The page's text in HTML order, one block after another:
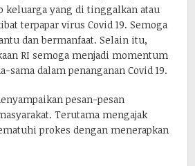
keluarga yang di tinggalkan atau
terpapar virus Covid 19. Semoga
dan bermanfaat. Selain itu,
RI semoga menjadi momentum
sama dalam penanganan Covid 19.
pesan-pesan
Terutama mengajak
prokes dengan menerapkan